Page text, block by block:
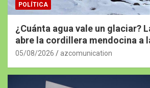
POLÍTICA
¿Cuánta agua vale un glaciar?
abre la cordillera mendocina a
05/08/2026 azcomunication